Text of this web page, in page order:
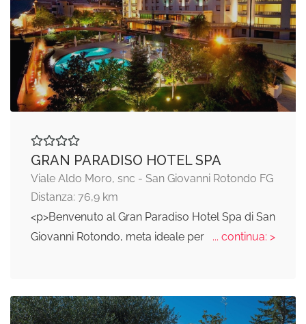
GRAN PARADISO HOTEL SPA
Viale Aldo Moro, snc - San Giovanni Rotondo FG
Distanza: 76,9 km
<p>Benvenuto al Gran Paradiso Hotel Spa di San
Giovanni Rotondo, meta ideale per
... continua: >